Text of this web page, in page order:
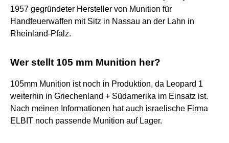
1957 gegründeter Hersteller von Munition für
Handfeuerwaffen mit Sitz in Nassau an der Lahn in
Rheinland-Pfalz.
Wer stellt 105 mm Munition her?
105mm Munition ist noch in Produktion, da Leopard 1
weiterhin in Griechenland + Südamerika im Einsatz ist.
Nach meinen Informationen hat auch israelische Firma
ELBIT noch passende Munition auf Lager.